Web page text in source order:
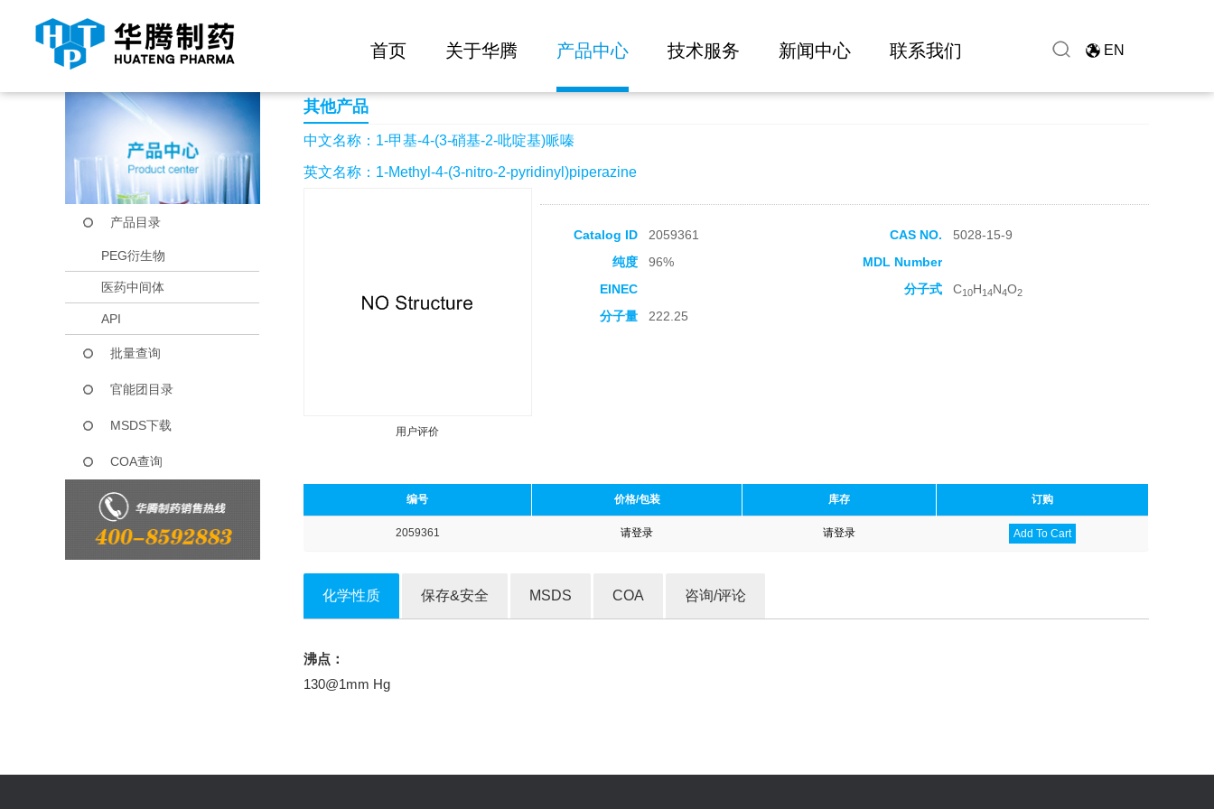
首页 关于华腾 产品中心 技术服务 新闻中心 联系我们 EN
当前位置： 首页 产品中心 1-甲基-4-(3-硝基-2-吡啶基)哌嗪
产品目录
PEG衍生物
医药中间体
API
批量查询
官能团目录
MSDS下载
COA查询
其他产品
中文名称：1-甲基-4-(3-硝基-2-吡啶基)哌嗪
英文名称：1-Methyl-4-(3-nitro-2-pyridinyl)piperazine
用户评价
Catalog ID 2059361 CAS NO.
5028-15-9
纯度
96%
MDL Number
EINEC
分子式 C10H14N4O2
分子量 222.25
编号 价格/包装 库存 订购
2059361 请登录 请登录 Add To Cart
化学性质 保存&安全 MSDS COA 咨询/评论
沸点：
130@1mm Hg